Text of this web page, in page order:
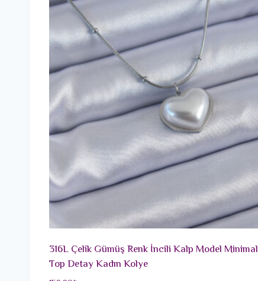
316L Çelik Gümüş Renk İncili Kalp Model Minimal
Top Detay Kadın Kolye